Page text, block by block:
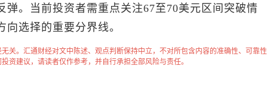
弹。当前投资者需重点关注67至70美元区间突破情
选择的重要分界线。
关。汇通财经对文中陈述、观点判断保持中立，不对所包含内容的准确性、可靠性
资建议，请读者仅作参考，并自行承担全部风险与责任。